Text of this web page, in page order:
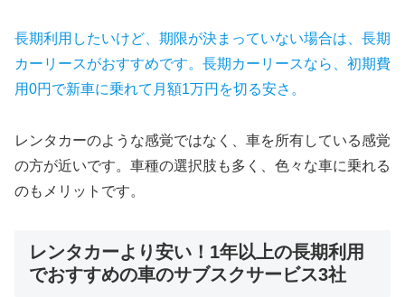
長期利用したいけど、期限が決まっていない場合は、長期
カーリースがおすすめです。長期カーリースなら、初期費
用0円で新車に乗れて月額1万円を切る安さ。
レンタカーのような感覚ではなく、車を所有している感覚
の方が近いです。車種の選択肢も多く、色々な車に乗れる
のもメリットです。
レンタカーより安い！1年以上の長期利用
でおすすめの車のサブスクサービス3社